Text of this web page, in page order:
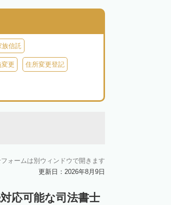
族信託
更 住所変更登記
ォームは別ウィンドウで開きます
更新日：2026年8月9日
応可能な司法書士